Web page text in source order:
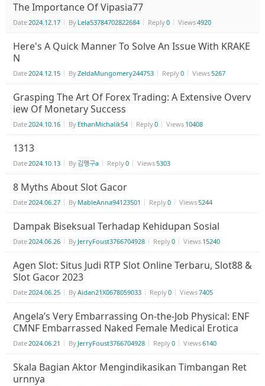
The Importance Of Vipasia77
Date2024.12.17 By Lela53784702822684 Reply0 Views4920
Here's A Quick Manner To Solve An Issue With KRAKE
N
Date2024.12.15 ByZeldaMungomery244753 Reply0 Views5267
Grasping The Art Of Forex Trading: A Extensive Overv
iew Of Monetary Success
Date2024.10.16 By EthanMichalik54 Reply0 Views 10408
1313
Date2024.10.13 By 김맹구a Reply0 Views5303
8 Myths About Slot Gacor
Date2024.06.27 By MableAnna94123501 Reply0 Views5244
Dampak Biseksual Terhadap Kehidupan Sosial
Date2024.06.26 By JerryFoust3766704928 Reply0 Views 15240
Agen Slot: Situs Judi RTP Slot Online Terbaru, Slot88 &
Slot Gacor 2023
Date2024.06.25 ByAidan21X0678059033 Reply0 Views7405
Angela’s Very Embarrassing On-the-Job Physical: ENF
CMNF Embarrassed Naked Female Medical Erotica
Date2024.06.21 By JerryFoust3766704928 Reply0 Views6140
Skala Bagian Aktor Mengindikasikan Timbangan Ret
urnnya